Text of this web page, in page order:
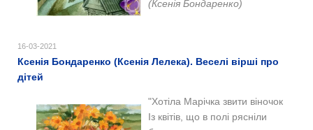
(Ксенія Бондаренко)
16-03-2021
Ксенія Бондаренко (Ксенія Лелека). Веселі вірші про
дітей
"Хотіла Марічка звити віночок
Із квітів, що в полі рясніли